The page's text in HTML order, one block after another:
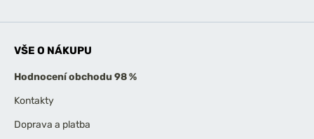
VŠE O NÁKUPU
Hodnocení obchodu 98 %
Kontakty
Doprava a platba